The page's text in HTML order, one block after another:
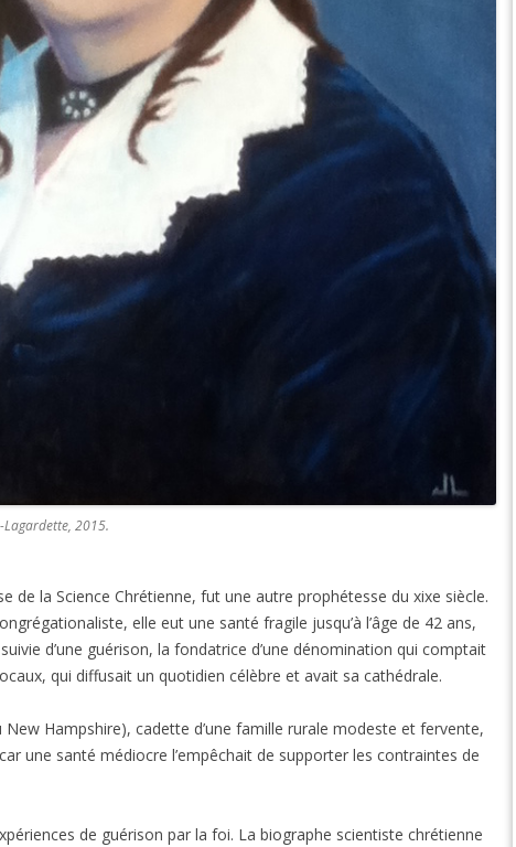
2015.
de la Science Chrétienne, fut une autre prophétesse du xixe siècle.
elle eut une santé fragile jusqu’à l’âge de 42 ans,
d’une guérison, la fondatrice d’une dénomination qui comptait
qui diffusait un quotidien célèbre et avait sa cathédrale.
Hampshire), cadette d’une famille rurale modeste et fervente,
une santé médiocre l’empêchait de supporter les contraintes de
de guérison par la foi. La biographe scientiste chrétienne